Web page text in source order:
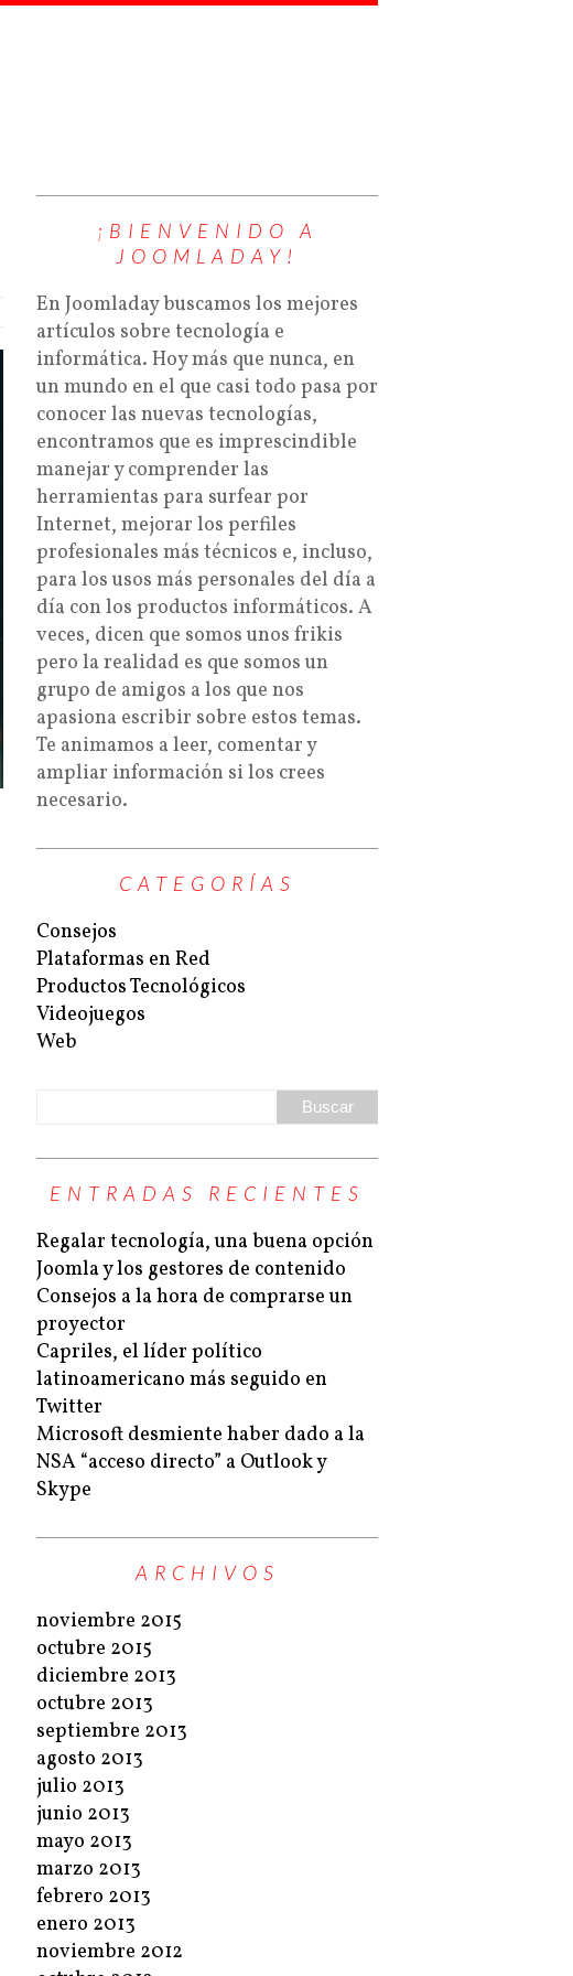
¡BIENVENIDO A
JOOMLADAY!
En Joomladay buscamos los mejores
artículos sobre tecnología e
informática. Hoy más que nunca, en
un mundo en el que casi todo pasa por
conocer las nuevas tecnologías,
encontramos que es imprescindible
manejar y comprender las
herramientas para surfear por
Internet, mejorar los perfiles
profesionales más técnicos e, incluso,
para los usos más personales del día a
día con los productos informáticos. A
veces, dicen que somos unos frikis
pero la realidad es que somos un
grupo de amigos a los que nos
apasiona escribir sobre estos temas.
Te animamos a leer, comentar y
ampliar información si los crees
necesario.
CATEGORÍAS
Consejos
Plataformas en Red
Productos Tecnológicos
Videojuegos
Web
ENTRADAS RECIENTES
Regalar tecnología, una buena opción
Joomla y los gestores de contenido
Consejos a la hora de comprarse un
proyector
Capriles, el líder político
latinoamericano más seguido en
Twitter
Microsoft desmiente haber dado a la
NSA “acceso directo” a Outlook y
Skype
ARCHIVOS
noviembre 2015
octubre 2015
diciembre 2013
octubre 2013
septiembre 2013
agosto 2013
julio 2013
junio 2013
mayo 2013
marzo 2013
febrero 2013
enero 2013
noviembre 2012